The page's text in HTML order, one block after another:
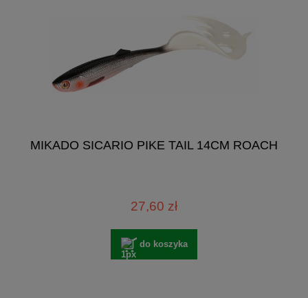
MIKADO SICARIO PIKE TAIL 14CM ROACH
27,60 zł
do koszyka